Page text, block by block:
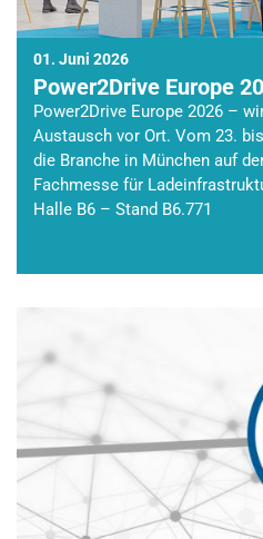
01. Juni 2026
Power2Drive Europe
Power2Drive Europe 2026 –
Austausch vor Ort. Vom 23.
die Branche in München auf
Fachmesse für
Halle B6 – Stand B6.771